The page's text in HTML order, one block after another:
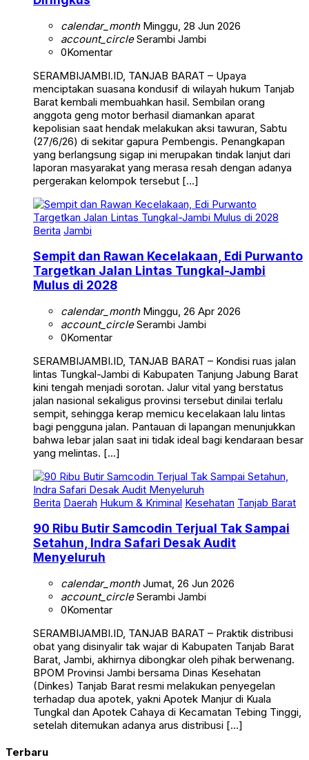
account_circleSerambi Jambi
0Komentar
menciptakan suasana kondusif di wilayah hukum Tanjab
Barat kembali membuahkan hasil. Sembilan orang
anggota geng motor berhasil diamankan aparat
kepolisian saat hendak melakukan aksi tawuran, Sabtu
(27/6/26) di sekitar gapura Pembengis. Penangkapan
yang berlangsung sigap ini merupakan tindak lanjut dari
laporan masyarakat yang merasa resah dengan adanya
pergerakan kelompok tersebut […]
Berita Jambi
Targetkan Jalan Lintas Tungkal-Jambi
Mulus di 2028
account_circleSerambi Jambi
0Komentar
lintas Tungkal-Jambi di Kabupaten Tanjung Jabung Barat
kini tengah menjadi sorotan. Jalur vital yang berstatus
jalan nasional sekaligus provinsi tersebut dinilai terlalu
sempit, sehingga kerap memicu kecelakaan lalu lintas
bagi pengguna jalan. Pantauan di lapangan menunjukkan
bahwa lebar jalan saat ini tidak ideal bagi kendaraan besar
yang melintas. […]
Berita Daerah Hukum & Kriminal Kesehatan
Setahun, Indra Safari Desak Audit
Menyeluruh
account_circleSerambi Jambi
0Komentar
obat yang disinyalir tak wajar di Kabupaten Tanjab Barat
Barat, Jambi, akhirnya dibongkar oleh pihak berwenang.
BPOM Provinsi Jambi bersama Dinas Kesehatan
(Dinkes) Tanjab Barat resmi melakukan penyegelan
terhadap dua apotek, yakni Apotek Manjur di Kuala
Tungkal dan Apotek Cahaya di Kecamatan Tebing Tinggi,
setelah ditemukan adanya arus distribusi […]